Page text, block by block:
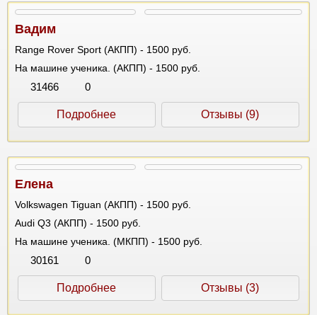
Вадим
Range Rover Sport (АКПП) - 1500 руб.
На машине ученика. (АКПП) - 1500 руб.
31466 0
Подробнее Отзывы (9)
Елена
Volkswagen Tiguan (АКПП) - 1500 руб.
Audi Q3 (АКПП) - 1500 руб.
На машине ученика. (МКПП) - 1500 руб.
30161 0
Подробнее Отзывы (3)